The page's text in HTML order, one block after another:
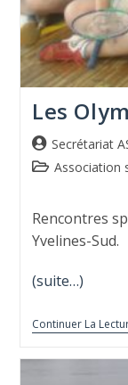
Les
Secrétariat
Association
Rencontres
Yvelines-Sud.
(suite…)
Continuer La